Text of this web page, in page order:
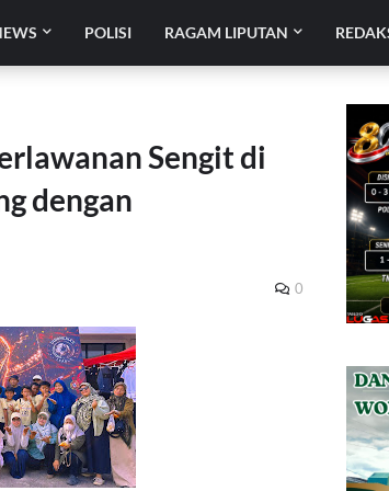
POLISI RAGAM LIPUTAN
Sengit di
dengan
0